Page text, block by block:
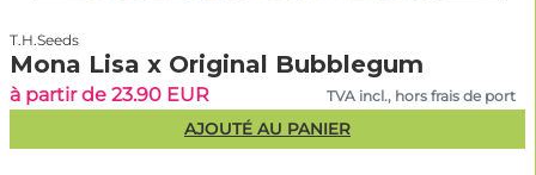
T.H.Seeds
Mona Lisa x Original Bubblegum
à partir de 23.90 EUR TVA incl., hors frais de port
AJOUTÉ AU PANIER